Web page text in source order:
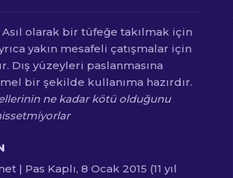
olarak bir tüfeğe takılmak için
yakın mesafeli çatışmalar için
Dış yüzeyleri paslanmasına
bir şekilde kullanıma hazırdır.
ne kadar kötü olduğunu
| Pas Kaplı, 8 Ocak 2015 (11 yıl